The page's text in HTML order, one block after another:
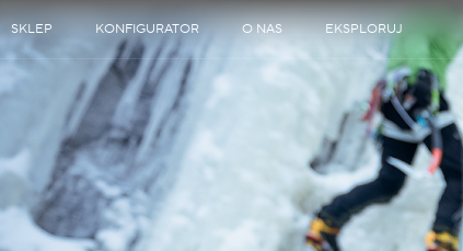
SKLEP KONFIGURATOR O NAS EKSPLORUJ